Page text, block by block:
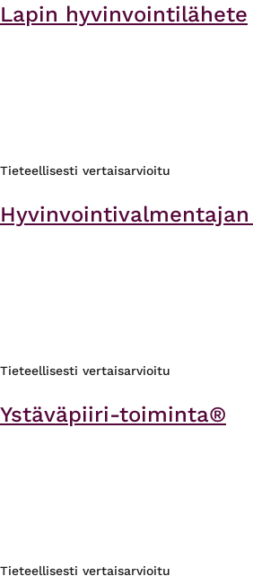
Lapin hyvinvointilähete
Tieteellisesti vertaisarvioitu
Tieteellisesti vertaisarvioitu
Ystäväpiiri-toiminta®
Tieteellisesti vertaisarvioitu